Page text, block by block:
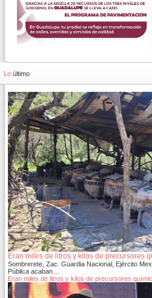
Lo último
Eran miles de litros y kilos de precursores
Sombrerete, Zac. Guardia Nacional, Ejército
Pública acaban…
Eran miles de litros y kilos de precursores